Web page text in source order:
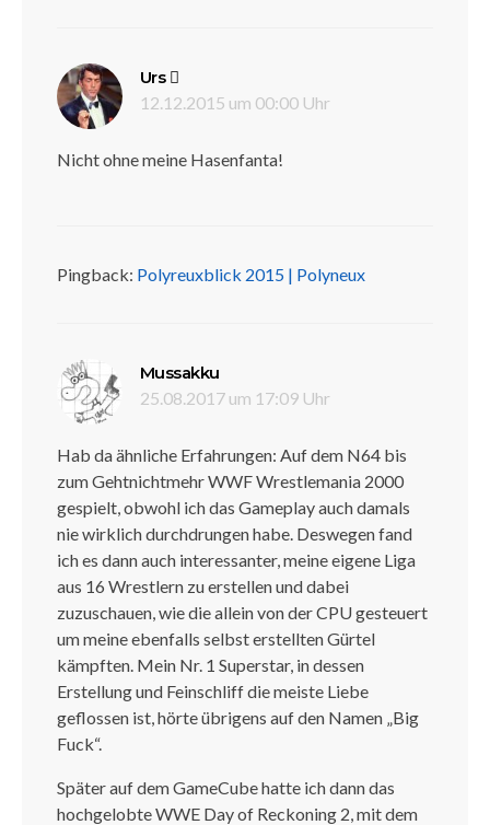
Urs
12.12.2015 um 00:00 Uhr
Nicht ohne meine Hasenfanta!
Pingback: Polyreuxblick 2015 | Polyneux
Mussakku
25.08.2017 um 17:09 Uhr
Hab da ähnliche Erfahrungen: Auf dem N64 bis
zum Gehtnichtmehr WWF Wrestlemania 2000
gespielt, obwohl ich das Gameplay auch damals
nie wirklich durchdrungen habe. Deswegen fand
ich es dann auch interessanter, meine eigene Liga
aus 16 Wrestlern zu erstellen und dabei
zuzuschauen, wie die allein von der CPU gesteuert
um meine ebenfalls selbst erstellten Gürtel
kämpften. Mein Nr. 1 Superstar, in dessen
Erstellung und Feinschliff die meiste Liebe
geflossen ist, hörte übrigens auf den Namen „Big
Fuck“.
Später auf dem GameCube hatte ich dann das
hochgelobte WWE Day of Reckoning 2, mit dem